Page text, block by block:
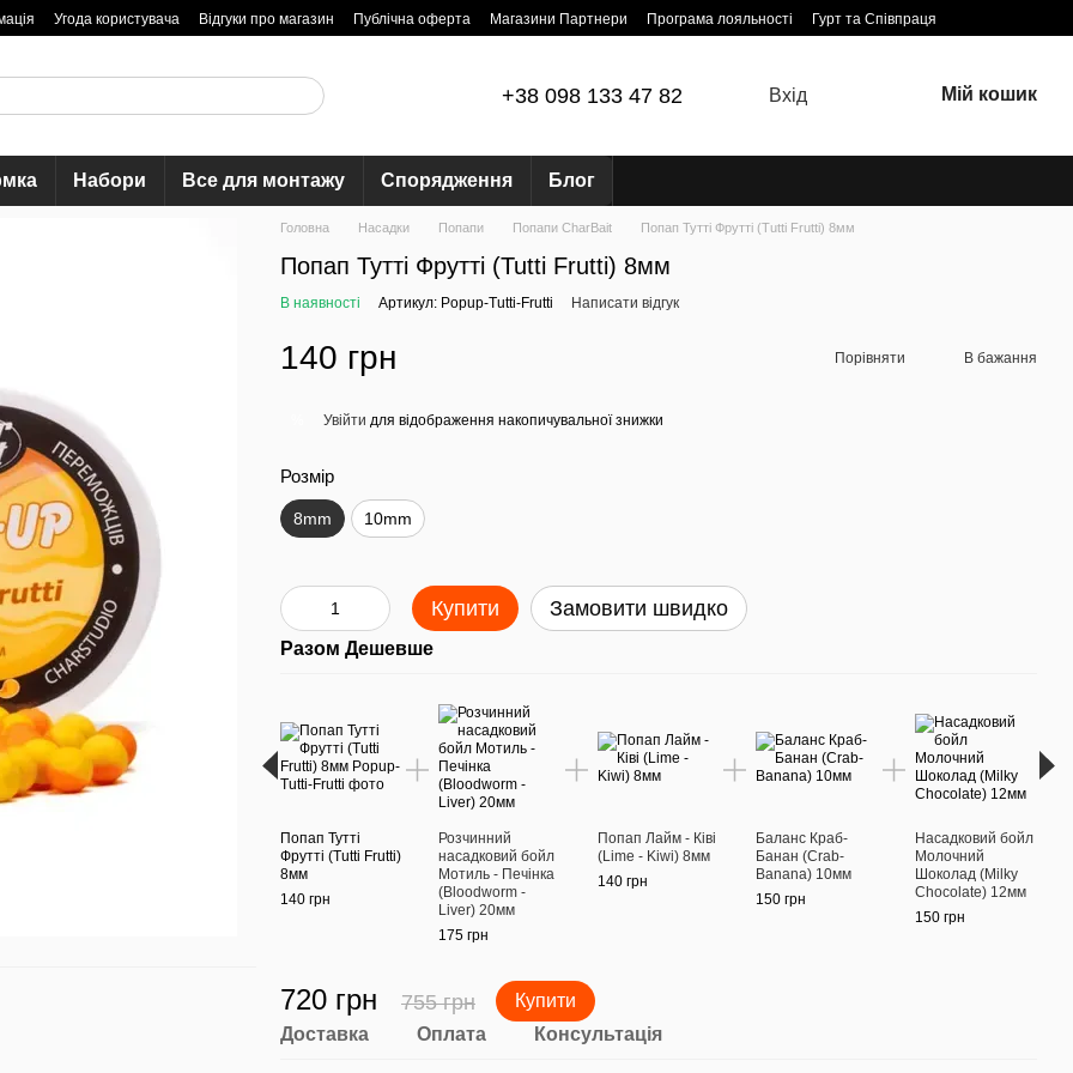
Угода користувача Відгуки про магазин Публічна оферта Магазини Партнери Програма лояльності Гурт та Співпраця
+38 098 133 47 82 Вхід Мій кошик
Набори Все для монтажу Спорядження Блог
Головна Насадки Попапи Попапи CharBait Попап Тутті Фрутті (Tutti Frutti) 8мм
Попап Тутті Фрутті (Tutti Frutti) 8мм
В наявності Артикул: Popup-Tutti-Frutti Написати відгук
140 грн Порівняти В бажання
Увійти для відображення накопичувальної знижки
Розмір
8mm 10mm
Купити Замовити швидко
Разом Дешевше
Попап Тутті
Фрутті (Tutti Frutti)
8мм
140 грн
Розчинний
насадковий бойл
Мотиль - Печінка
(Bloodworm -
Liver) 20мм
175 грн
Попап Лайм - Ківі
(Lime - Kiwi) 8мм
140 грн
Баланс Краб-
Банан (Crab-
Banana) 10мм
150 грн
Насадковий бойл
Молочний
Шоколад (Milky
Chocolate) 12мм
150 грн
720 грн 755 грн Купити
Доставка Оплата Консультація